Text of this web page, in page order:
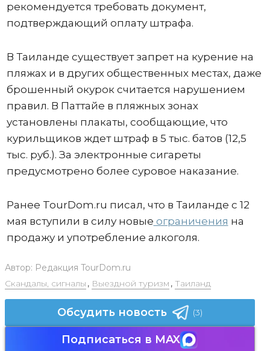
рекомендуется требовать документ,
подтверждающий оплату штрафа.
В Таиланде существует запрет на курение на
пляжах и в других общественных местах, даже
брошенный окурок считается нарушением
правил. В Паттайе в пляжных зонах
установлены плакаты, сообщающие, что
курильщиков ждет штраф в 5 тыс. батов (12,5
тыс. руб.). За электронные сигареты
предусмотрено более суровое наказание.
Ранее TourDom.ru писал, что в Таиланде с 12
мая вступили в силу новые ограничения на
продажу и употребление алкоголя.
Автор: Редакция TourDom.ru
Скандалы, сигналы , Выездной туризм , Таиланд
Обсудить новость (3)
Подписаться в MAX